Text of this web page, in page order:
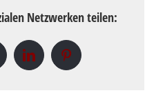
Netzwerken teilen:
LinkedInPinterest